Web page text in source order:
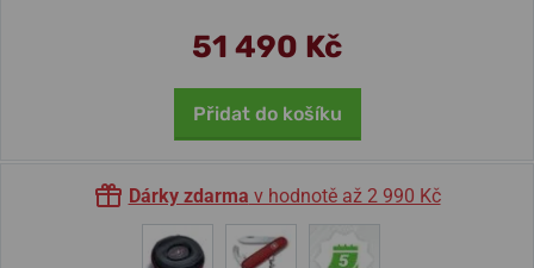
51 490 Kč
Přidat do košíku
Dárky zdarma v hodnotě až 2 990 Kč